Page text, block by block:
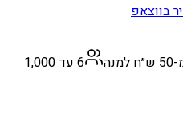
בווצאפ
6 עד 1,000